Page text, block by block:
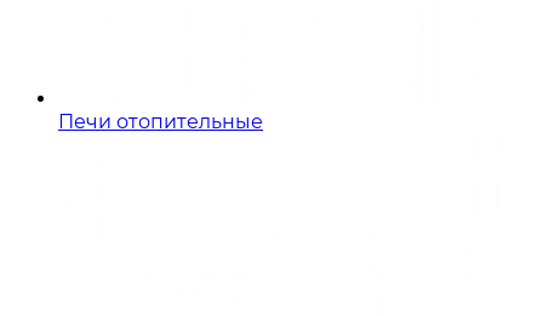
Печи отопительные